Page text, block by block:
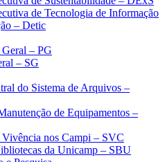
de Tecnologia de Informação
– Detic
– PG
– SG
do Sistema de Arquivos –
de Equipamentos –
Vivência nos Campi – SVC
da Unicamp – SBU